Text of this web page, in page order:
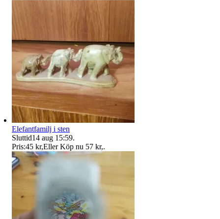
Elefantfamilj i sten
Sluttid14 aug 15:59.
Pris:45 kr,Eller Köp nu 57 kr,.